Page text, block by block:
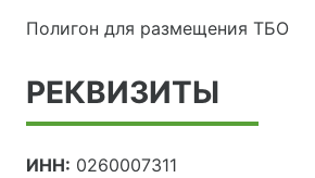
Полигон для размещения ТБО
РЕКВИЗИТЫ
ИНН: 0260007311